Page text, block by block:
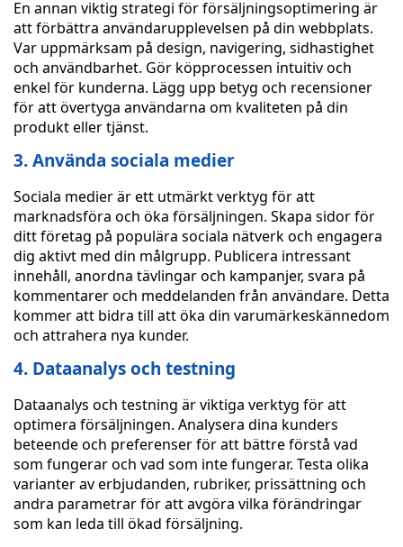
En annan viktig strategi för försäljningsoptimering är
att förbättra användarupplevelsen på din webbplats.
Var uppmärksam på design, navigering, sidhastighet
och användbarhet. Gör köpprocessen intuitiv och
enkel för kunderna. Lägg upp betyg och recensioner
för att övertyga användarna om kvaliteten på din
produkt eller tjänst.
3. Använda sociala medier
Sociala medier är ett utmärkt verktyg för att
marknadsföra och öka försäljningen. Skapa sidor för
ditt företag på populära sociala nätverk och engagera
dig aktivt med din målgrupp. Publicera intressant
innehåll, anordna tävlingar och kampanjer, svara på
kommentarer och meddelanden från användare. Detta
kommer att bidra till att öka din varumärkeskännedom
och attrahera nya kunder.
4. Dataanalys och testning
Dataanalys och testning är viktiga verktyg för att
optimera försäljningen. Analysera dina kunders
beteende och preferenser för att bättre förstå vad
som fungerar och vad som inte fungerar. Testa olika
varianter av erbjudanden, rubriker, prissättning och
andra parametrar för att avgöra vilka förändringar
som kan leda till ökad försäljning.